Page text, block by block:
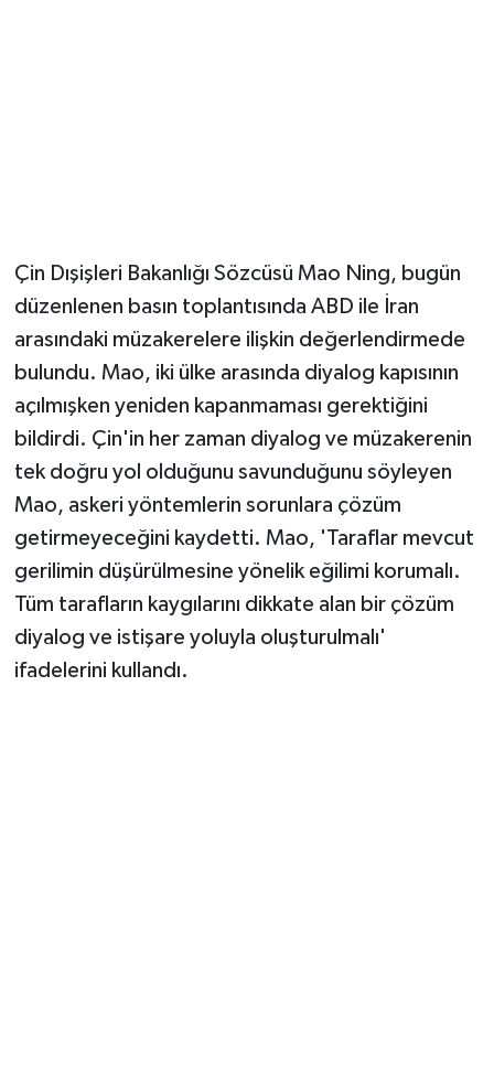
Çin Dışişleri Bakanlığı Sözcüsü Mao Ning, bugün
düzenlenen basın toplantısında ABD ile İran
arasındaki müzakerelere ilişkin değerlendirmede
bulundu. Mao, iki ülke arasında diyalog kapısının
açılmışken yeniden kapanmaması gerektiğini
bildirdi. Çin'in her zaman diyalog ve müzakerenin
tek doğru yol olduğunu savunduğunu söyleyen
Mao, askeri yöntemlerin sorunlara çözüm
getirmeyeceğini kaydetti. Mao, 'Taraflar mevcut
gerilimin düşürülmesine yönelik eğilimi korumalı.
Tüm tarafların kaygılarını dikkate alan bir çözüm
diyalog ve istişare yoluyla oluşturulmalı'
ifadelerini kullandı.
Seri İlan
Siyaset
Sokak Hayvanlarını Sahiplendirme
Sonsöz Özel
Spor
Yaşam